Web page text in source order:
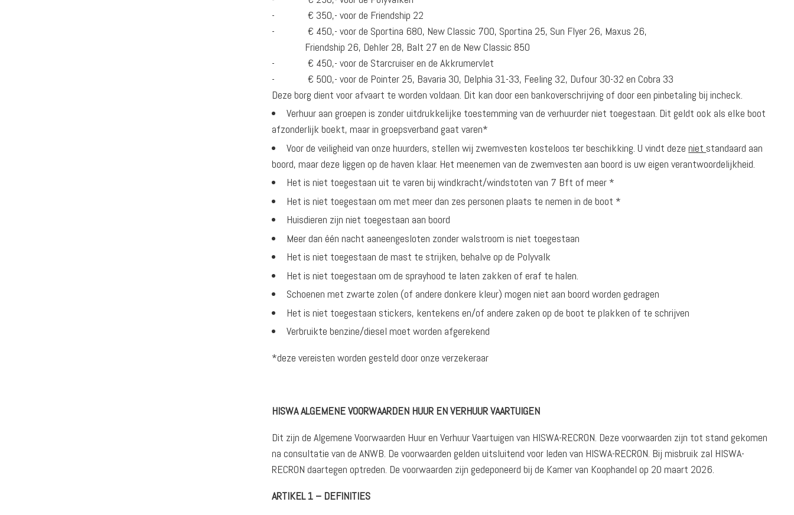
- € 350,- voor de Friendship 22
- € 450,- voor de Sportina 680, New Classic 700, Sportina 25, Sun Flyer 26, Maxus 26,
Friendship 26, Dehler 28, Balt 27 en de New Classic 850
- € 450,- voor de Starcruiser en de Akkrumervlet
- € 500,- voor de Pointer 25, Bavaria 30, Delphia 31-33, Feeling 32, Dufour 30-32 en Cobra 33
Deze borg dient voor afvaart te worden voldaan. Dit kan door een bankoverschrijving of door een pinbetaling bij incheck.
Verhuur aan groepen is zonder uitdrukkelijke toestemming van de verhuurder niet toegestaan. Dit geldt ook als elke boot
afzonderlijk boekt, maar in groepsverband gaat varen*
Voor de veiligheid van onze huurders, stellen wij zwemvesten kosteloos ter beschikking. U vindt dezeniet standaard aan
boord, maar deze liggen op de haven klaar. Het meenemen van de zwemvesten aan boord is uw eigen verantwoordelijkheid.
Het is niet toegestaan uit te varen bij windkracht/windstoten van 7 Bft of meer *
Het is niet toegestaan om met meer dan zes personen plaats te nemen in de boot *
Huisdieren zijn niet toegestaan aan boord
Meer dan één nacht aaneengesloten zonder walstroom is niet toegestaan
Het is niet toegestaan de mast te strijken, behalve op de Polyvalk
Het is niet toegestaan om de sprayhood te laten zakken of eraf te halen.
Schoenen met zwarte zolen (of andere donkere kleur) mogen niet aan boord worden gedragen
Het is niet toegestaan stickers, kentekens en/of andere zaken op de boot te plakken of te schrijven
Verbruikte benzine/diesel moet worden afgerekend
*deze vereisten worden gesteld door onze verzekeraar
HISWA ALGEMENE VOORWAARDEN HUUR EN VERHUUR VAARTUIGEN
Dit zijn de Algemene Voorwaarden Huur en Verhuur Vaartuigen van HISWA-RECRON. Deze voorwaarden zijn tot stand gekomen
na consultatie van de ANWB. De voorwaarden gelden uitsluitend voor leden van HISWA-RECRON. Bij misbruik zal HISWA-
RECRON daartegen optreden. De voorwaarden zijn gedeponeerd bij de Kamer van Koophandel op 20 maart 2026.
ARTIKEL 1 – DEFINITIES